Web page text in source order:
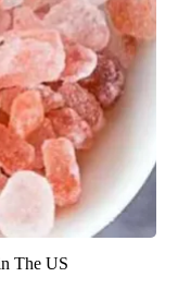
The US